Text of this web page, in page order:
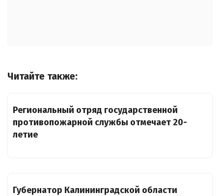
Читайте также:
Региональный отряд государственной
противопожарной службы отмечает 20-
летие
Губернатор Калининградской области